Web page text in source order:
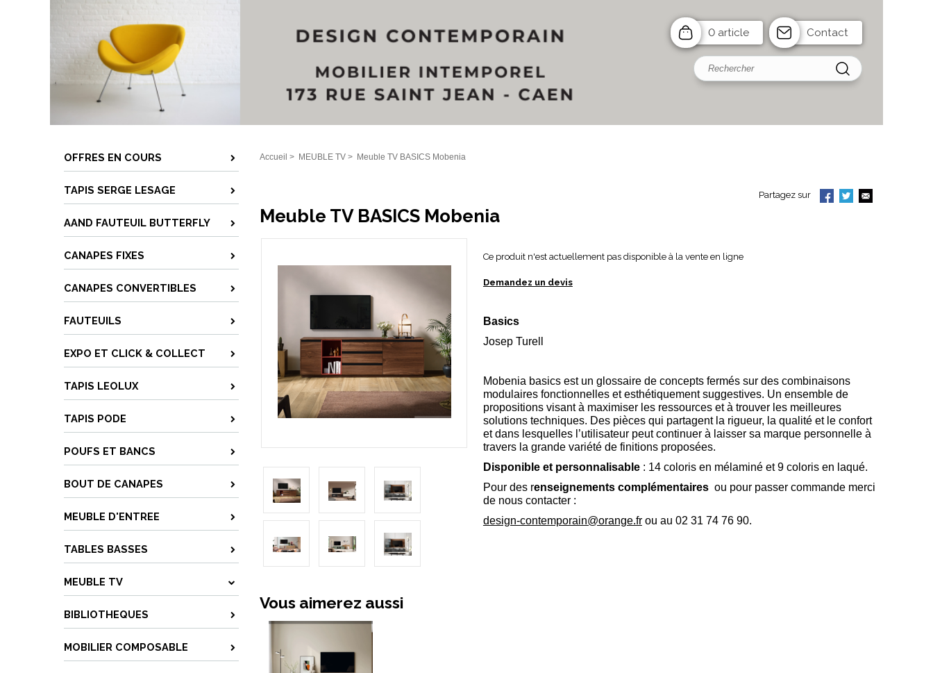
0 article Contact
OFFRES EN COURS
TAPIS SERGE LESAGE
AAND FAUTEUIL BUTTERFLY
CANAPES FIXES
CANAPES CONVERTIBLES
FAUTEUILS
EXPO ET CLICK & COLLECT
TAPIS LEOLUX
TAPIS PODE
POUFS ET BANCS
BOUT DE CANAPES
MEUBLE D'ENTREE
TABLES BASSES
MEUBLE TV
BIBLIOTHEQUES
MOBILIER COMPOSABLE
Accueil > MEUBLE TV > Meuble TV BASICS Mobenia
Partagez sur
Meuble TV BASICS Mobenia
Ce produit n'est actuellement pas disponible à la vente en ligne
Demandez un devis
Basics
Josep Turell
Mobenia basics est un glossaire de concepts fermés sur des combinaisons
modulaires fonctionnelles et esthétiquement suggestives. Un ensemble de
propositions visant à maximiser les ressources et à trouver les meilleures
solutions techniques. Des pièces qui partagent la rigueur, la qualité et le confort
et dans lesquelles l’utilisateur peut continuer à laisser sa marque personnelle à
travers la grande variété de finitions proposées.
Disponible et personnalisable: 14 coloris en mélaminé et 9 coloris en laqué.
Pour des renseignements complémentairesou pour passer commande merci
de nous contacter :
design-contemporain@orange.frou au 02 31 74 76 90.
Vous aimerez aussi